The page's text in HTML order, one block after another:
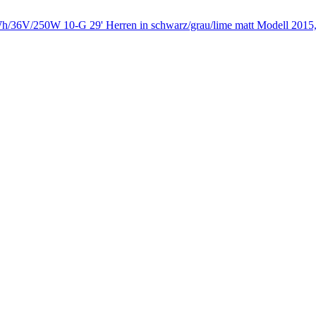
250W 10-G 29' Herren in schwarz/grau/lime matt Modell